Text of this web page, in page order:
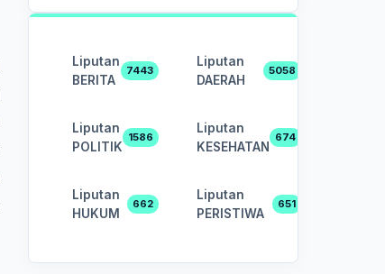
Liputan
BERITA
7443
Liputan
DAERAH
5058
Liputan
POLITIK
1586
Liputan
KESEHATAN
674
Liputan
HUKUM
662
Liputan
PERISTIWA
651